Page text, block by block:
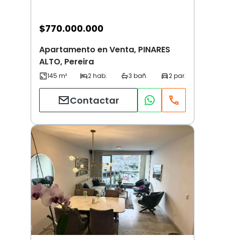
$770.000.000
Apartamento en Venta, PINARES
ALTO, Pereira
Contactar